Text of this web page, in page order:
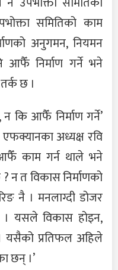
समितिको काम
अनुगमन, नियमन
आफैँ निर्माण गर्ने भने
छ ।
कि आफैँ निर्माण गर्ने’
अध्यक्ष रवि
काम गर्न थाले भने
न त विकास निर्माणको
नै । मनलाग्दी डोजर
यसले विकास होइन,
यसैको प्रतिफल अहिले
छन् ।’